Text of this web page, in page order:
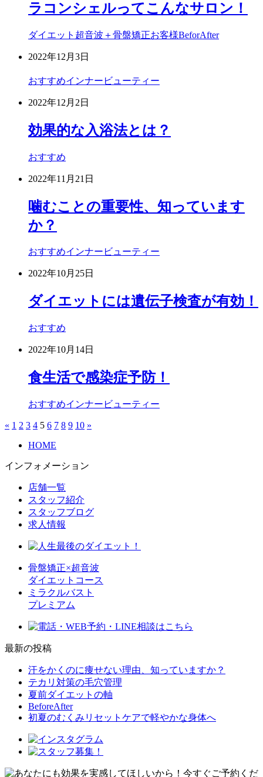
ラコンシェルってこんなサロン！
ダイエット超音波＋骨盤矯正お客様BeforAfter
2022年12月3日
おすすめインナービューティー
2022年12月2日
効果的な入浴法とは？
おすすめ
2022年11月21日
噛むことの重要性、知っています
か？
おすすめインナービューティー
2022年10月25日
ダイエットには遺伝子検査が有効！
おすすめ
2022年10月14日
食生活で感染症予防！
おすすめインナービューティー
« 1 2 3 4 5 6 7 8 9 10 »
HOME
インフォメーション
店舗一覧
スタッフ紹介
スタッフブログ
求人情報
骨盤矯正×超音波
ダイエットコース
ミラクルバスト
プレミアム
最新の投稿
汗をかくのに痩せない理由、知っていますか？
テカリ対策の毛穴管理
夏前ダイエットの軸
BeforeAfter
初夏のむくみリセットケアで軽やかな身体へ